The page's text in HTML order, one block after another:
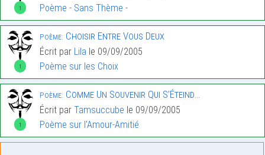
1
Poème - Sans Thème -
1
Poème: Choisir Entre Vous Deux
Écrit par Lila le 09/09/2005
Poème sur les Choix
1
Poème: Comme Un Souvenir Qui S’Éteind…
Écrit par Tamsuccube le 09/09/2005
Poème sur l'Amour-Amitié